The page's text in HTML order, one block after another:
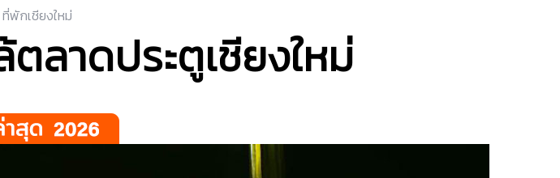
พักเชียงใหม่
ตลาดประตูเชียงใหม่